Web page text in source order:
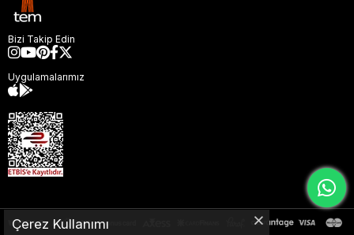
Bizi Takip Edin
Uygulamalarımız
Çerez Kullanımı